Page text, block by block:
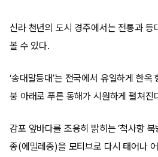
신라 천년의 도시 경주에서는 전통과 등
볼 수 있다.
‘송대말등대’는 전국에서 유일하게 한
붕 아래로 푸른 동해가 시원하게 펼쳐진
감포 앞바다를 조용히 밝히는 ‘척사항
종(에밀레종)을 모티브로 다시 태어나